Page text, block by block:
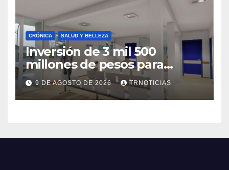
CRÓNICA SALUD Y BELLEZA
Inversión de 3 mil 500
millones de pesos para
mejorar el Cesfam
Astaburuaga
9 DE AGOSTO DE 2026 TRNOTICIAS